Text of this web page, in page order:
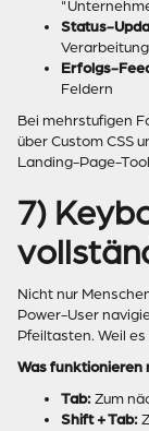
Status-
Erfolgs-
Feldern
Bei mehrstufigen
über Custom CSS
Landing-Page-
7)
Nicht nur
Power-User
Pfeiltasten. Weil
Was funktionieren
Tab: Zum
Shift + Tab: